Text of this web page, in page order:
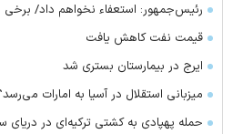
رئیس‌جمهور: استعفاء نخواهم داد/
قیمت نفت کاهش یافت
ایرج در بیمارستان بستری شد
میزبانی استقلال در آسیا به امارات
حمله پهپادی به کشتی ترکیه‌ای در دریای